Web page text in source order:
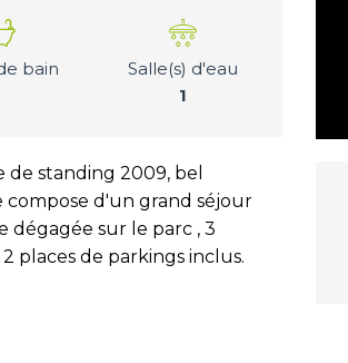
bain
Salle(s) d'eau
1
standing 2009, bel
compose d'un grand séjour
dégagée sur le parc , 3
places de parkings inclus.